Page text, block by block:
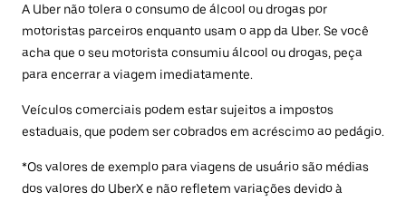
A Uber não tolera o consumo de álcool ou drogas por
motoristas parceiros enquanto usam o app da Uber. Se você
acha que o seu motorista consumiu álcool ou drogas, peça
para encerrar a viagem imediatamente.
Veículos comerciais podem estar sujeitos a impostos
estaduais, que podem ser cobrados em acréscimo ao pedágio.
*Os valores de exemplo para viagens de usuário são médias
dos valores do UberX e não refletem variações devido à